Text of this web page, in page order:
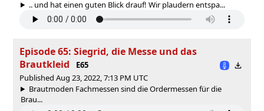
.. und hat einen guten Blick drauf! Wir plaudern entspa...
Episode 65: Siegrid, die Messe und das
Brautkleid
E65
Published Aug 23, 2022, 7:13 PM UTC
Brautmoden Fachmessen sind die Ordermessen für die
Brau...